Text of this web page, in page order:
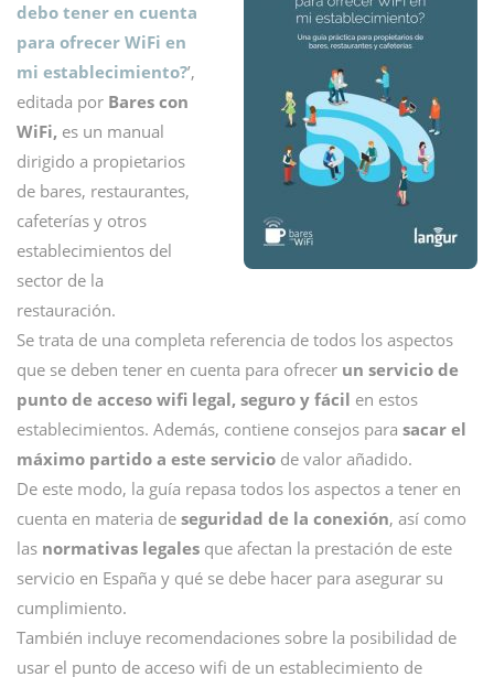
debo tener en cuenta
para ofrecer WiFi en
mi establecimiento?’,
editada por Bares con
WiFi, es un manual
dirigido a propietarios
de bares, restaurantes,
cafeterías y otros
establecimientos del
sector de la
restauración.
Se trata de una completa referencia de todos los aspectos
que se deben tener en cuenta para ofrecer un servicio de
punto de acceso wifi legal, seguro y fácil en estos
establecimientos. Además, contiene consejos para sacar el
máximo partido a este servicio de valor añadido.
De este modo, la guía repasa todos los aspectos a tener en
cuenta en materia de seguridad de la conexión, así como
las normativas legales que afectan la prestación de este
servicio en España y qué se debe hacer para asegurar su
cumplimiento.
También incluye recomendaciones sobre la posibilidad de
usar el punto de acceso wifi de un establecimiento de